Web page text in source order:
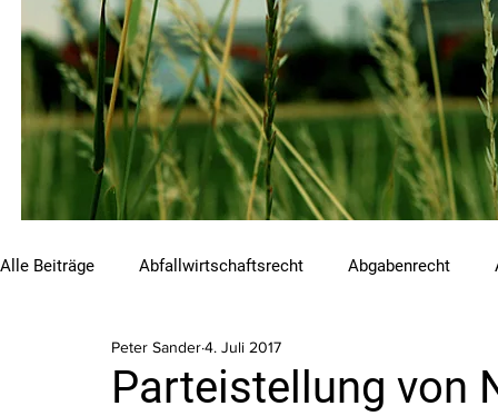
Alle Beiträge Abfallwirtschaftsrecht Abgabenrecht
Beihilfen und Förderungen
Parteistellung von
Peter Sander4. Juli 2017